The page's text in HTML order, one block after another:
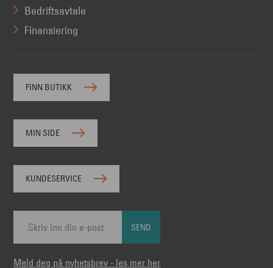
Bedriftsavtale
Finansiering
FINN BUTIKK
MIN SIDE
KUNDESERVICE
SEND
Meld deg på nyhetsbrev - les mer her